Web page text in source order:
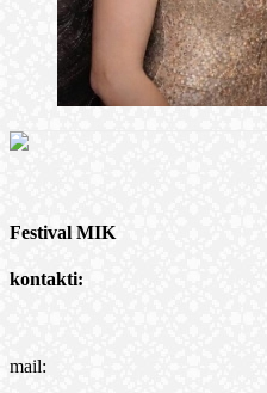
Festival MIK
kontakti:
mail: